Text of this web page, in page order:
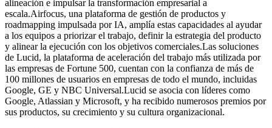
alineación e impulsar la transformación empresarial a
escala.Airfocus, una plataforma de gestión de productos y
roadmapping impulsada por IA, amplía estas capacidades al ayudar
a los equipos a priorizar el trabajo, definir la estrategia del producto
y alinear la ejecución con los objetivos comerciales.Las soluciones
de Lucid, la plataforma de aceleración del trabajo más utilizada por
las empresas de Fortune 500, cuentan con la confianza de más de
100 millones de usuarios en empresas de todo el mundo, incluidas
Google, GE y NBC Universal.Lucid se asocia con líderes como
Google, Atlassian y Microsoft, y ha recibido numerosos premios por
sus productos, su crecimiento y su cultura organizacional.